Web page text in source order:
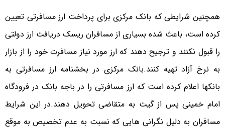
همچنین شرایطی که بانک مرکزی برای پرداخت ارز مسافرتی تعیین
کرده است، باعث شده بسیاری از مسافران ریسک دریافت ارز دولتی
را قبول نکنند و ترجیح دهند که ارز مورد نیاز مسافرت خود را از بازار
به نرخ آزاد تهیه کنند.بانک مرکزی در بخشنامه ارز مسافرتی به
بانکها اعلام کرده است که ارز مسافرتی را در باجه بانک در فرودگاه
امام خمینی پس از گیت به متقاضی تحویل دهند.در این شرایط
مسافران به دلیل نگرانی هایی که نسبت به عدم تخصیص به موقع